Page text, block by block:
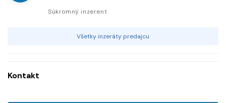
Súkromný inzerent
Všetky inzeráty predajcu
Kontakt